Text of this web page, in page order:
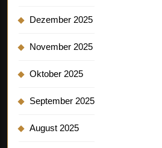
Dezember 2025
November 2025
Oktober 2025
September 2025
August 2025